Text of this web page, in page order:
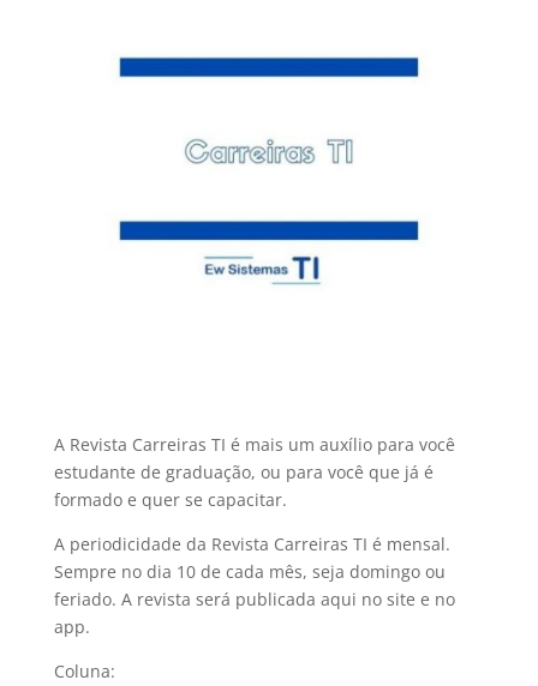
A Revista Carreiras TI é mais um auxílio para você
estudante de graduação, ou para você que já é
formado e quer se capacitar.
A periodicidade da Revista Carreiras TI é mensal.
Sempre no dia 10 de cada mês, seja domingo ou
feriado. A revista será publicada aqui no site e no
app.
Coluna: